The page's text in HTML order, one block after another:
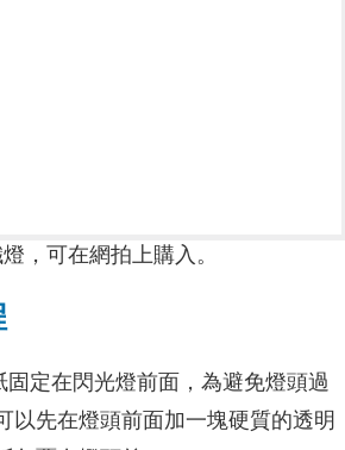
，可在網拍上購入。
固定在閃光燈前面，為避免燈頭過
以先在燈頭前面加一塊硬質的透明